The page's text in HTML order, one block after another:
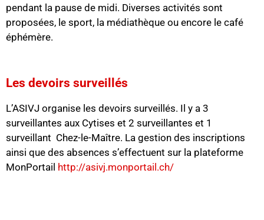
pendant la pause de midi. Diverses activités sont
proposées, le sport, la médiathèque ou encore le café
éphémère.
Les devoirs surveillés
L’ASIVJ organise les devoirs surveillés. Il y a 3
surveillantes aux Cytises et 2 surveillantes et 1
surveillant Chez-le-Maître. La gestion des inscriptions
ainsi que des absences s’effectuent sur la plateforme
MonPortail http://asivj.monportail.ch/